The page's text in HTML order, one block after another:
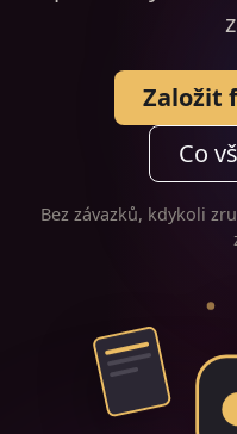
Založit
Co
Bez závazků, kdykoli